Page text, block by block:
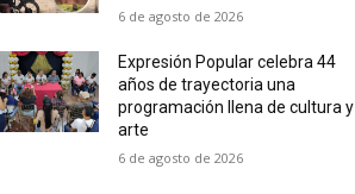
6 de agosto de 2026
Expresión Popular celebra 44
años de trayectoria una
programación llena de cultura y
arte
6 de agosto de 2026